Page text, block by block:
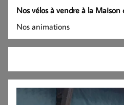
Nos vélos à vendre à la Maison
Nos animations